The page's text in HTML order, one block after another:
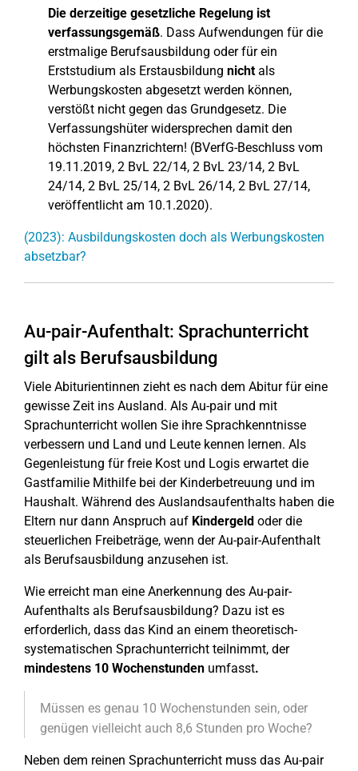
Die derzeitige gesetzliche Regelung ist
verfassungsgemäß. Dass Aufwendungen für die
erstmalige Berufsausbildung oder für ein
Erststudium als Erstausbildung nichtals
Werbungskosten abgesetzt werden können,
verstößt nicht gegen das Grundgesetz. Die
Verfassungshüter widersprechen damit den
höchsten Finanzrichtern! (BVerfG-Beschluss vom
19.11.2019, 2 BvL 22/14, 2 BvL 23/14, 2 BvL
24/14, 2 BvL 25/14, 2 BvL 26/14, 2 BvL 27/14,
veröffentlicht am 10.1.2020).
(2023): Ausbildungskosten doch als Werbungskosten
absetzbar?
Au-pair-Aufenthalt: Sprachunterricht
gilt als Berufsausbildung
Viele Abiturientinnen zieht es nach dem Abitur für eine
gewisse Zeit ins Ausland. Als Au-pair und mit
Sprachunterricht wollen Sie ihre Sprachkenntnisse
verbessern und Land und Leute kennen lernen. Als
Gegenleistung für freie Kost und Logis erwartet die
Gastfamilie Mithilfe bei der Kinderbetreuung und im
Haushalt. Während des Auslandsaufenthalts haben die
Eltern nur dann Anspruch auf Kindergeld oder die
steuerlichen Freibeträge, wenn der Au-pair-Aufenthalt
als Berufsausbildung anzusehen ist.
Wie erreicht man eine Anerkennung des Au-pair-
Aufenthalts als Berufsausbildung? Dazu ist es
erforderlich, dass das Kind an einem theoretisch-
systematischen Sprachunterricht teilnimmt, der
mindestens 10 Wochenstunden umfasst.
Müssen es genau 10 Wochenstunden sein, oder
genügen vielleicht auch 8,6 Stunden pro Woche?
Neben dem reinen Sprachunterricht muss das Au-pair